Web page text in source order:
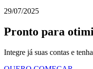
29/07/2025
Pronto para
Integre já suas contas e